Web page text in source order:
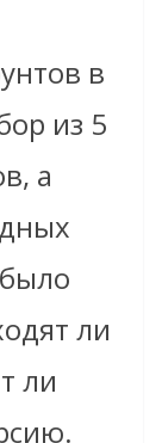
в
из 5
а
ли
ли